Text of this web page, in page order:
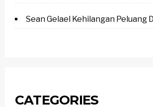
Sean Gelael Kehilangan Peluang
CATEGORIES